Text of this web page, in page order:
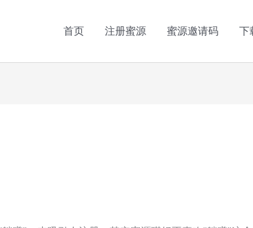
首页 注册蜜源 蜜源邀请码 下